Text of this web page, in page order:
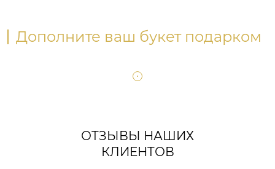
Дополните ваш букет подарком
ОТЗЫВЫ НАШИХ
КЛИЕНТОВ